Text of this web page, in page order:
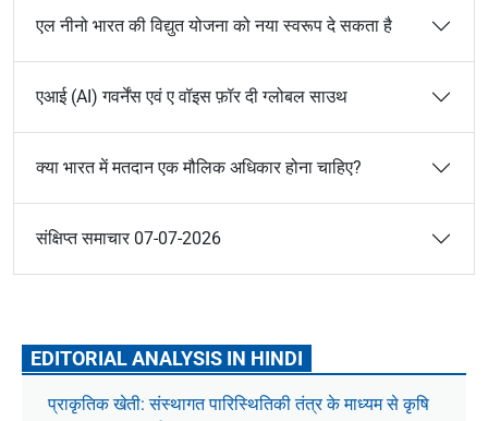
एल नीनो भारत की विद्युत योजना को नया स्वरूप दे सकता है
एआई (AI) गवर्नेंस एवं ए वॉइस फ़ॉर दी ग्लोबल साउथ
क्या भारत में मतदान एक मौलिक अधिकार होना चाहिए?
संक्षिप्त समाचार 07-07-2026
EDITORIAL ANALYSIS IN HINDI
प्राकृतिक खेती: संस्थागत पारिस्थितिकी तंत्र के माध्यम से कृषि